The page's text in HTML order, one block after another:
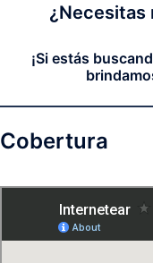
¿Necesitas
¡Si estás
Cobertura